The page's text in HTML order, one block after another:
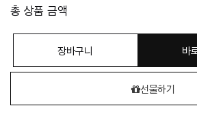
총 상품 금액
장바구니 바
선물하기